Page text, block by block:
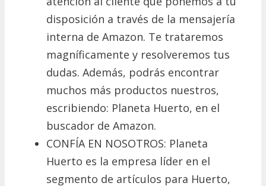
disposición a través de la mensajería
interna de Amazon. Te trataremos
magníficamente y resolveremos tus
dudas. Además, podrás encontrar
muchos más productos nuestros,
escribiendo: Planeta Huerto, en el
buscador de Amazon.
CONFÍA EN NOSOTROS: Planeta
Huerto es la empresa líder en el
segmento de artículos para Huerto,